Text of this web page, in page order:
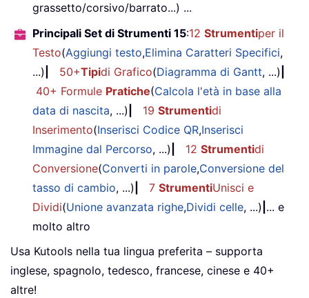
grassetto/corsivo/barrato...) ...
Principali Set di Strumenti 15:12 Strumentiper il
Testo(Aggiungi testo,Elimina Caratteri Specifici,
...)
50+Tipidi Grafico(Diagramma di Gantt, ...)
40+ Formule Pratiche(Calcola l'età in base alla
data di nascita, ...) 19 Strumentidi
Inserimento(Inserisci Codice QR,Inserisci
Immagine dal Percorso, ...) 12 Strumentidi
Conversione(Converti in parole,Conversione del
tasso di cambio, ...) 7 StrumentiUnisci e
Dividi(Unione avanzata righe,Dividi celle, ...) ... e
molto altro
Usa Kutools nella tua lingua preferita – supporta
inglese, spagnolo, tedesco, francese, cinese e 40+
altre!